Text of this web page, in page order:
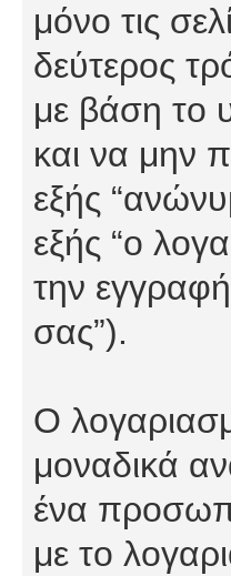
μόνο τις
δεύτερος
με βάση το
και να μην
εξής
εξής “ο
την
σας”).
Ο
μοναδικά
ένα
με το